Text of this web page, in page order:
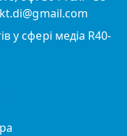
у сфері медіа R40-